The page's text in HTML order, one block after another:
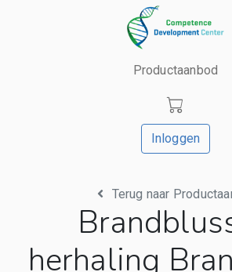
Productaanbod
Inloggen
Terug naar
herhaling